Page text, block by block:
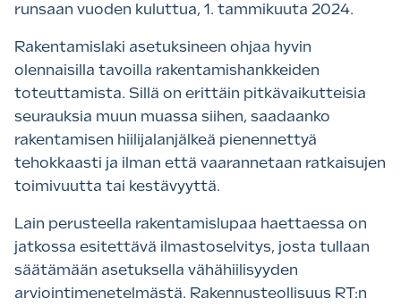
runsaan vuoden kuluttua, 1. tammikuuta 2024.
Rakentamislaki asetuksineen ohjaa hyvin
olennaisilla tavoilla rakentamishankkeiden
toteuttamista. Sillä on erittäin pitkävaikutteisia
seurauksia muun muassa siihen, saadaanko
rakentamisen hiilijalanjälkeä pienennettyä
tehokkaasti ja ilman että vaarannetaan ratkaisujen
toimivuutta tai kestävyyttä.
Lain perusteella rakentamislupaa haettaessa on
jatkossa esitettävä ilmastoselvitys, josta tullaan
säätämään asetuksella vähähiilisyyden
arviointimenetelmästä. Rakennusteollisuus RT:n